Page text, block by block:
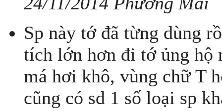
Sp này tớ đã từng dùng
tích lớn hơn đi tớ ủng hộ
má hơi khô, vùng chữ T
cũng có sd 1 số loại sp